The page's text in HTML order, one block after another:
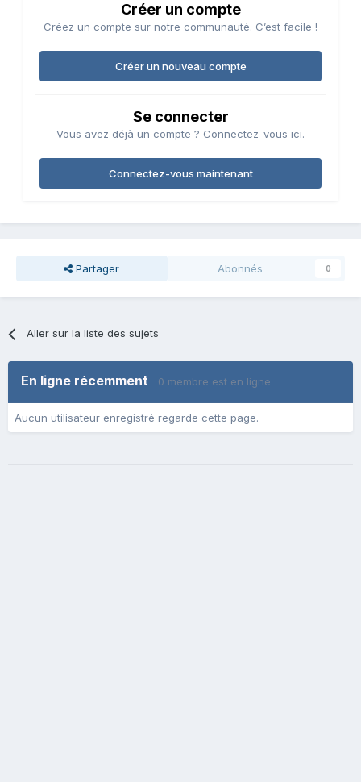
Créer un compte
Créez un compte sur notre communauté. C’est facile !
Créer un nouveau compte
Se connecter
Vous avez déjà un compte ? Connectez-vous ici.
Connectez-vous maintenant
Partager Abonnés 0
Aller sur la liste des sujets
En ligne récemment 0 membre est en ligne
Aucun utilisateur enregistré regarde cette page.